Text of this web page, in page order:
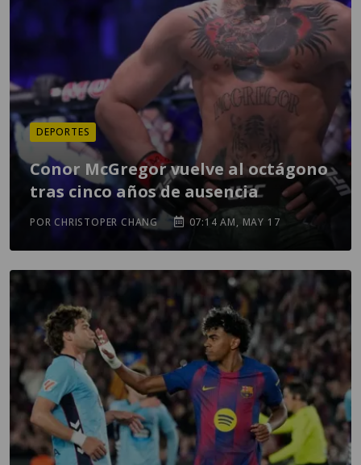
DEPORTES
Conor McGregor vuelve al octágono
tras cinco años de ausencia
POR CHRISTOPER CHANG 07:14 AM, MAY 17